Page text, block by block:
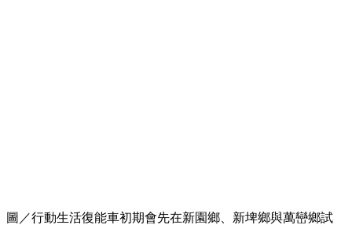
圖／行動生活復能車初期會先在新園鄉、新埤鄉與萬巒鄉試